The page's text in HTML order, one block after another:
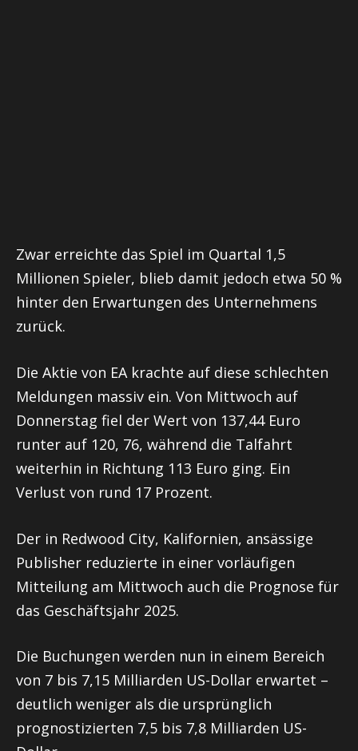
Zwar erreichte das Spiel im Quartal 1,5
Millionen Spieler, blieb damit jedoch etwa 50 %
hinter den Erwartungen des Unternehmens
zurück.
Die Aktie von EA krachte auf diese schlechten
Meldungen massiv ein. Von Mittwoch auf
Donnerstag fiel der Wert von 137,44 Euro
runter auf 120, 76, während die Talfahrt
weiterhin in Richtung 113 Euro ging. Ein
Verlust von rund 17 Prozent.
Der in Redwood City, Kalifornien, ansässige
Publisher reduzierte in einer vorläufigen
Mitteilung am Mittwoch auch die Prognose für
das Geschäftsjahr 2025.
Die Buchungen werden nun in einem Bereich
von 7 bis 7,15 Milliarden US-Dollar erwartet –
deutlich weniger als die ursprünglich
prognostizierten 7,5 bis 7,8 Milliarden US-